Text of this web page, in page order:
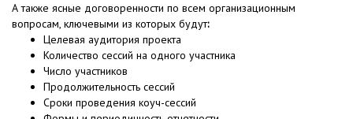
А также ясные договоренности по всем организационным
вопросам, ключевыми из которых будут:
Целевая аудитория проекта
Количество сессий на одного участника
Число участников
Продолжительность сессий
Сроки проведения коуч-сессий